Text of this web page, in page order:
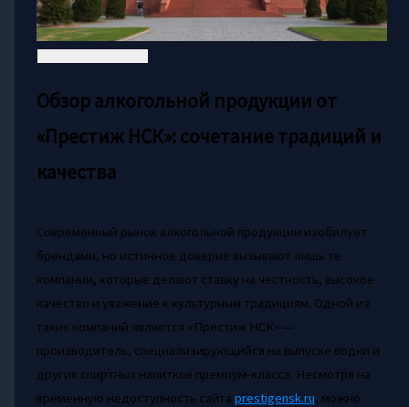
Обзор алкогольной продукции от
«Престиж НСК»: сочетание традиций и
качества
Современный рынок алкогольной продукции изобилует
брендами, но истинное доверие вызывают лишь те
компании, которые делают ставку на честность, высокое
качество и уважение к культурным традициям. Одной из
таких компаний является «Престиж НСК» —
производитель, специализирующийся на выпуске водки и
других спиртных напитков премиум-класса. Несмотря на
временную недоступность сайта prestigensk.ru, можно